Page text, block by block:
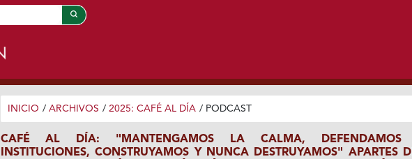
INICIO / ARCHIVOS / 2025: CAFÉ AL DÍA / PODCAST
CAFÉ AL DÍA: "MANTENGAMOS LA CALMA, DEFENDAMOS
INSTITUCIONES, CONSTRUYAMOS Y NUNCA DESTRUYAMOS" APARTES